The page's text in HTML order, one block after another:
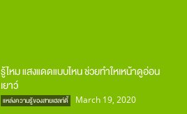
รู้ไหม แสงแดดแบบไหน ช่วยทำใหเหน้าดูอ่อน
เยาว์
แหล่งความรู้ของสายเฮลท์ตี้ March 19, 2020